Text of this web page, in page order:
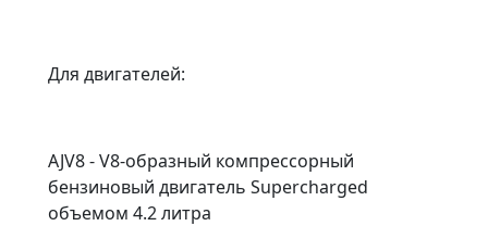
Для двигателей:
AJV8 - V8-образный компрессорный
бензиновый двигатель Supercharged
объемом 4.2 литра